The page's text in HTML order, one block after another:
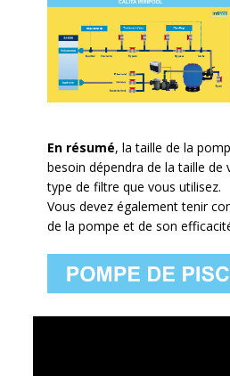
En résumé, la taille de la
besoin dépendra de la taille de
type de filtre que vous utilisez.
Vous devez également tenir
de la pompe et de son